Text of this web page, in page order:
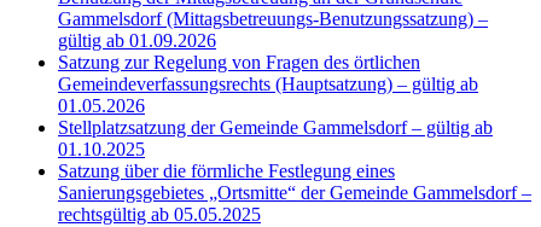
Gammelsdorf (Mittagsbetreuungs-Benutzungssatzung) –
gültig ab 01.09.2026
Satzung zur Regelung von Fragen des örtlichen
Gemeindeverfassungsrechts (Hauptsatzung) – gültig ab
01.05.2026
Stellplatzsatzung der Gemeinde Gammelsdorf – gültig ab
01.10.2025
Satzung über die förmliche Festlegung eines
Sanierungsgebietes „Ortsmitte“ der Gemeinde Gammelsdorf –
rechtsgültig ab 05.05.2025